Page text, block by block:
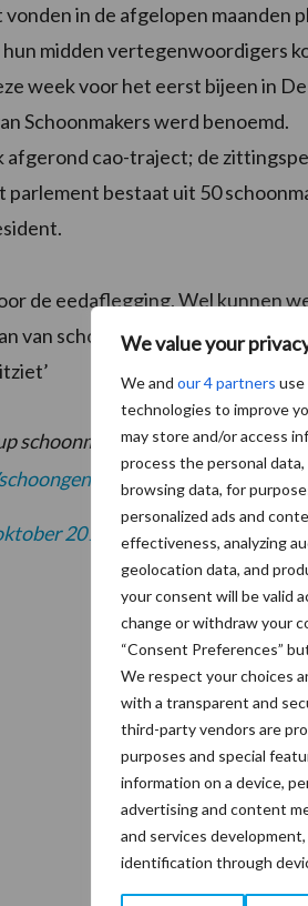
We value your
We and our 4 partners use
technologies to improve
may store and/or access
process the personal
browsing data, for
personalized ads and
effectiveness, analyzing
geolocation data, and
your consent will be valid
change or withdraw your
“Consent Preferences”
We respect your choices
with a transparent and
third-party vendors are
purposes and special
information on a device,
advertising and content
and services
identification through
in de afgelopen maanden
midden vertegenwoordigers
week voor het eerst bijeen in
Schoonmakers werd benoemd.
afgerond cao-traject; de
parlement bestaat uit 50
de eedaflegging. Wel kunnen
van schoonmakers en SP
schoonmakers. Via
pic.twitter.com/
2017